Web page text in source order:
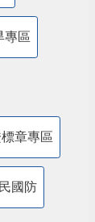
專區
章專區
國防